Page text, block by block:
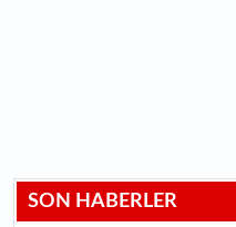
SON HABERLER